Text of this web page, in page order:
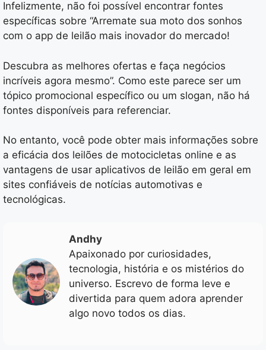
Infelizmente, não foi possível encontrar fontes
específicas sobre “Arremate sua moto dos sonhos
com o app de leilão mais inovador do mercado!
Descubra as melhores ofertas e faça negócios
incríveis agora mesmo”. Como este parece ser um
tópico promocional específico ou um slogan, não há
fontes disponíveis para referenciar.
No entanto, você pode obter mais informações sobre
a eficácia dos leilões de motocicletas online e as
vantagens de usar aplicativos de leilão em geral em
sites confiáveis de notícias automotivas e
tecnológicas.
Andhy
Apaixonado por curiosidades,
tecnologia, história e os mistérios do
universo. Escrevo de forma leve e
divertida para quem adora aprender
algo novo todos os dias.